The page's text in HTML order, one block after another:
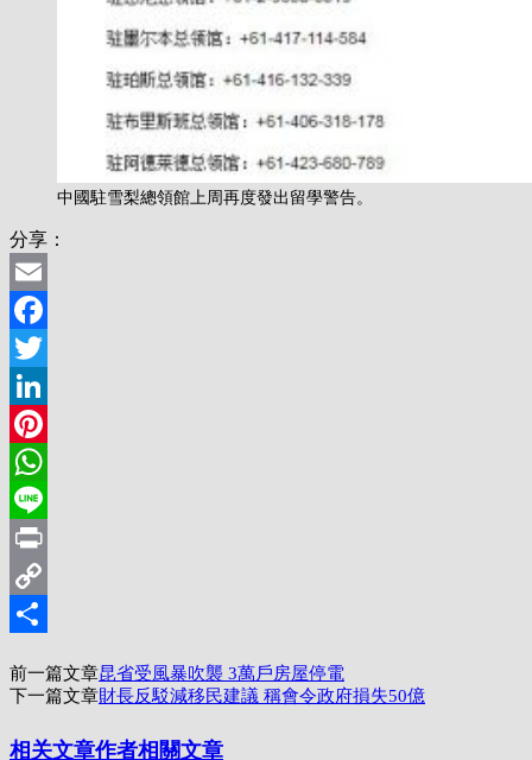
中國駐雪梨總領館上周再度發出留學警告。
分享：
Email
Facebook
Twitter
LinkedIn
Pinterest
WhatsApp
Line
Print
Copy
享
前一篇文章昆省受風暴吹襲 3萬戶房屋停電
下一篇文章財長反駁減移民建議 稱會令政府損失50億
相关文章作者相關文章